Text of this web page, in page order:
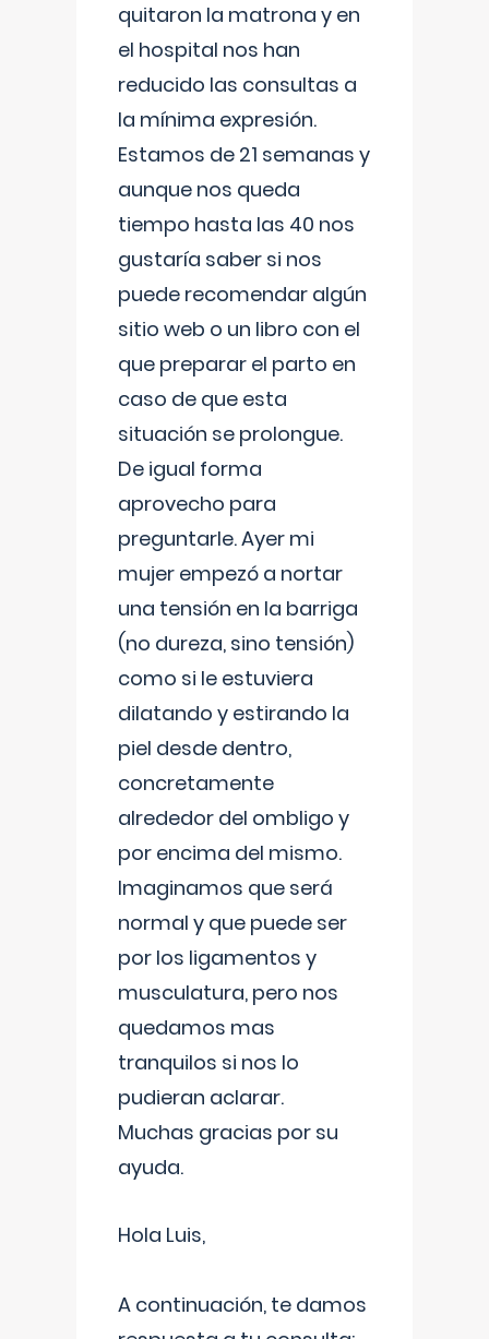
quitaron la matrona y en
el hospital nos han
reducido las consultas a
la mínima expresión.
Estamos de 21 semanas y
aunque nos queda
tiempo hasta las 40 nos
gustaría saber si nos
puede recomendar algún
sitio web o un libro con el
que preparar el parto en
caso de que esta
situación se prolongue.
De igual forma
aprovecho para
preguntarle. Ayer mi
mujer empezó a nortar
una tensión en la barriga
(no dureza, sino tensión)
como si le estuviera
dilatando y estirando la
piel desde dentro,
concretamente
alrededor del ombligo y
por encima del mismo.
Imaginamos que será
normal y que puede ser
por los ligamentos y
musculatura, pero nos
quedamos mas
tranquilos si nos lo
pudieran aclarar.
Muchas gracias por su
ayuda.
Hola Luis,
A continuación, te damos